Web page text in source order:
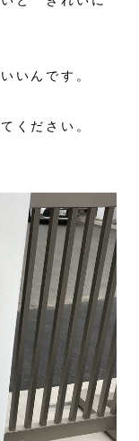
いんです。
ください。